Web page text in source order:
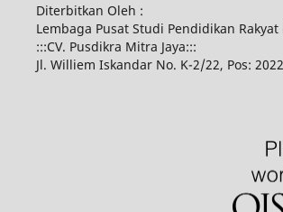
Diterbitkan Oleh :
Lembaga Pusat Studi Pendidikan Rakyat
:::CV. Pusdikra Mitra Jaya:::
Jl. Williem Iskandar No. K-2/22, Pos: